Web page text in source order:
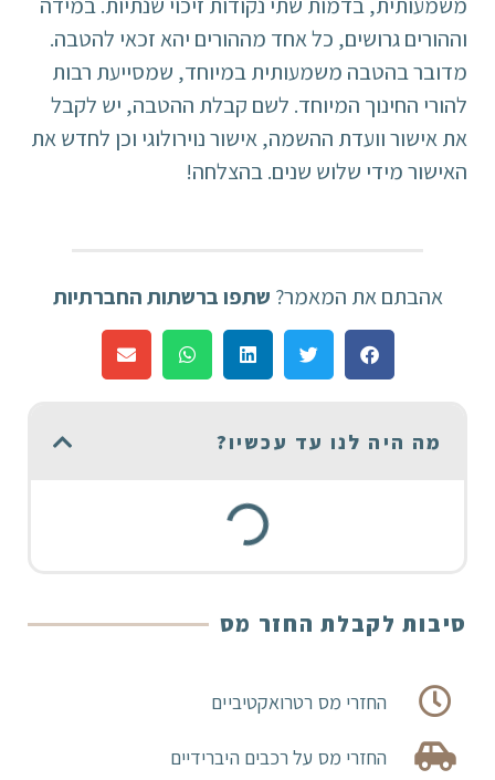
משמעותית, בדמות שתי נקודות זיכוי שנתיות. במידה
וההורים גרושים, כל אחד מההורים יהא זכאי להטבה.
מדובר בהטבה משמעותית במיוחד, שמסייעת רבות
להורי החינוך המיוחד. לשם קבלת ההטבה, יש לקבל
את אישור וועדת ההשמה, אישור נוירולוגי וכן לחדש את
האישור מידי שלוש שנים. בהצלחה!
אהבתם את המאמר? שתפו ברשתות החברתיות
מה היה לנו עד עכשיו?
סיבות לקבלת החזר מס
החזרי מס רטרואקטיביים
החזרי מס על רכבים היברידיים